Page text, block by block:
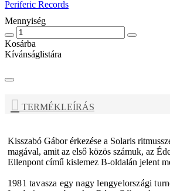
Periferic Records
Mennyiség
Kosárba
Kívánságlistára
TERMÉKLEÍRÁS
Kisszabó Gábor érkezése a Solaris
magával, amit az első közös számuk, az
Ellenpont című kislemez B-oldalán jelent
1981 tavasza egy nagy lengyelországi